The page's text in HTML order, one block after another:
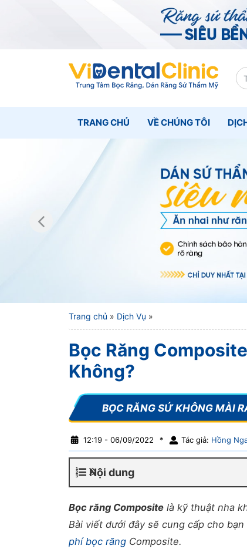
TRANG CHỦ VỀ CHÚNG TÔI
Trang chủ » Dịch Vụ »
Bọc Răng
Không?
12:19 - 06/09/2022 * Tác giả: Hồng
Nội dung
Bọc răng Composite là kỹ thuật nha
Bài viết dưới đây sẽ cung cấp cho
phí bọc răng Composite.